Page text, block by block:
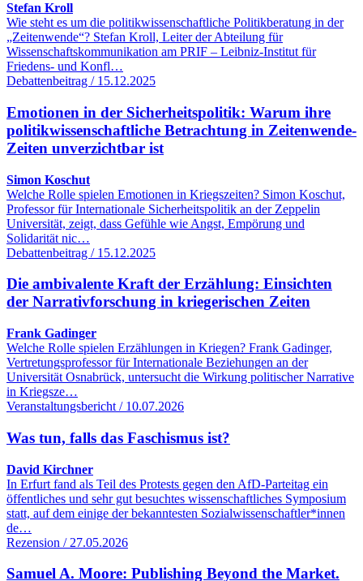
Stefan Kroll
Wie steht es um die politikwissenschaftliche Politikberatung in der
„Zeitenwende“? Stefan Kroll, Leiter der Abteilung für
Wissenschaftskommunikation am PRIF – Leibniz-Institut für
Friedens- und Konfl…
Debattenbeitrag / 15.12.2025
Emotionen in der Sicherheitspolitik: Warum ihre
politikwissenschaftliche Betrachtung in Zeitenwende-
Zeiten unverzichtbar ist
Simon Koschut
Welche Rolle spielen Emotionen in Kriegszeiten? Simon Koschut,
Professor für Internationale Sicherheitspolitik an der Zeppelin
Universität, zeigt, dass Gefühle wie Angst, Empörung und
Solidarität nic…
Debattenbeitrag / 15.12.2025
Die ambivalente Kraft der Erzählung: Einsichten
der Narrativforschung in kriegerischen Zeiten
Frank Gadinger
Welche Rolle spielen Erzählungen in Kriegen? Frank Gadinger,
Vertretungsprofessor für Internationale Beziehungen an der
Universität Osnabrück, untersucht die Wirkung politischer Narrative
in Kriegsze…
Veranstaltungsbericht / 10.07.2026
Was tun, falls das Faschismus ist?
David Kirchner
In Erfurt fand als Teil des Protests gegen den AfD-Parteitag ein
öffentliches und sehr gut besuchtes wissenschaftliches Symposium
statt, auf dem einige der bekanntesten Sozialwissenschaftler*innen
de…
Rezension / 27.05.2026
Samuel A. Moore: Publishing Beyond the Market.